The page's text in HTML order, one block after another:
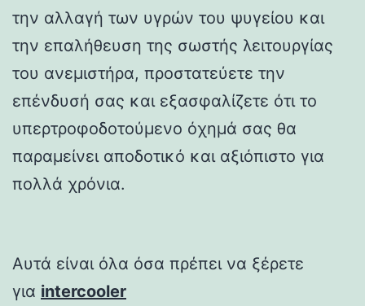
την αλλαγή των υγρών του ψυγείου και
την επαλήθευση της σωστής λειτουργίας
του ανεμιστήρα, προστατεύετε την
επένδυσή σας και εξασφαλίζετε ότι το
υπερτροφοδοτούμενο όχημά σας θα
παραμείνει αποδοτικό και αξιόπιστο για
πολλά χρόνια.
Αυτά είναι όλα όσα πρέπει να ξέρετε
για intercooler